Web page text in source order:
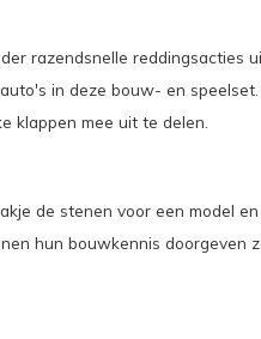
razendsnelle reddingsacties
in deze bouw- en
klappen mee uit te delen.
de stenen voor een model
hun bouwkennis doorgeven